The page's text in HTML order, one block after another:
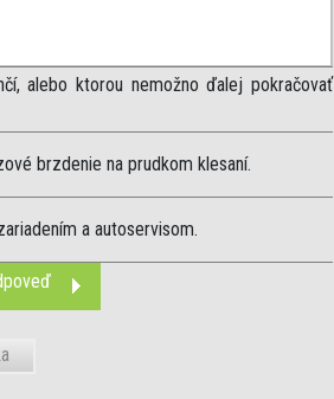
alebo ktorou nemožno ďalej pokračovať
brzdenie na prudkom klesaní.
a autoservisom.